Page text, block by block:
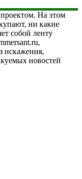
На этом
ни какие
собой ленту
искажения,
новостей